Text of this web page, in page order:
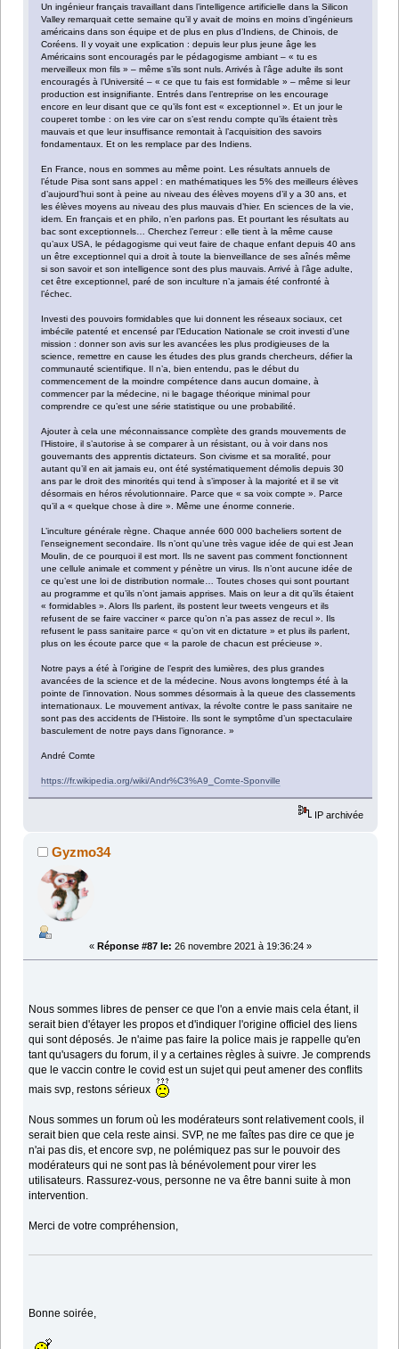
Un ingénieur français travaillant dans l’intelligence artificielle dans la Silicon
Valley remarquait cette semaine qu’il y avait de moins en moins d’ingénieurs
américains dans son équipe et de plus en plus d’Indiens, de Chinois, de
Coréens. Il y voyait une explication : depuis leur plus jeune âge les
Américains sont encouragés par le pédagogisme ambiant – « tu es
merveilleux mon fils » – même s’ils sont nuls. Arrivés à l’âge adulte ils sont
encouragés à l’Université – « ce que tu fais est formidable » – même si leur
production est insignifiante. Entrés dans l’entreprise on les encourage
encore en leur disant que ce qu’ils font est « exceptionnel ». Et un jour le
couperet tombe : on les vire car on s’est rendu compte qu’ils étaient très
mauvais et que leur insuffisance remontait à l’acquisition des savoirs
fondamentaux. Et on les remplace par des Indiens.
En France, nous en sommes au même point. Les résultats annuels de
l’étude Pisa sont sans appel : en mathématiques les 5% des meilleurs élèves
d’aujourd’hui sont à peine au niveau des élèves moyens d’il y a 30 ans, et
les élèves moyens au niveau des plus mauvais d’hier. En sciences de la vie,
idem. En français et en philo, n’en parlons pas. Et pourtant les résultats au
bac sont exceptionnels… Cherchez l’erreur : elle tient à la même cause
qu’aux USA, le pédagogisme qui veut faire de chaque enfant depuis 40 ans
un être exceptionnel qui a droit à toute la bienveillance de ses aînés même
si son savoir et son intelligence sont des plus mauvais. Arrivé à l’âge adulte,
cet être exceptionnel, paré de son inculture n’a jamais été confronté à
l’échec.
Investi des pouvoirs formidables que lui donnent les réseaux sociaux, cet
imbécile patenté et encensé par l’Education Nationale se croit investi d’une
mission : donner son avis sur les avancées les plus prodigieuses de la
science, remettre en cause les études des plus grands chercheurs, défier la
communauté scientifique. Il n’a, bien entendu, pas le début du
commencement de la moindre compétence dans aucun domaine, à
commencer par la médecine, ni le bagage théorique minimal pour
comprendre ce qu’est une série statistique ou une probabilité.
Ajouter à cela une méconnaissance complète des grands mouvements de
l’Histoire, il s’autorise à se comparer à un résistant, ou à voir dans nos
gouvernants des apprentis dictateurs. Son civisme et sa moralité, pour
autant qu’il en ait jamais eu, ont été systématiquement démolis depuis 30
ans par le droit des minorités qui tend à s’imposer à la majorité et il se vit
désormais en héros révolutionnaire. Parce que « sa voix compte ». Parce
qu’il a « quelque chose à dire ». Même une énorme connerie.
L’inculture générale règne. Chaque année 600 000 bacheliers sortent de
l’enseignement secondaire. Ils n’ont qu’une très vague idée de qui est Jean
Moulin, de ce pourquoi il est mort. Ils ne savent pas comment fonctionnent
une cellule animale et comment y pénètre un virus. Ils n’ont aucune idée de
ce qu’est une loi de distribution normale… Toutes choses qui sont pourtant
au programme et qu’ils n’ont jamais apprises. Mais on leur a dit qu’ils étaient
« formidables ». Alors Ils parlent, ils postent leur tweets vengeurs et ils
refusent de se faire vacciner « parce qu’on n’a pas assez de recul ». Ils
refusent le pass sanitaire parce « qu’on vit en dictature » et plus ils parlent,
plus on les écoute parce que « la parole de chacun est précieuse ».
Notre pays a été à l’origine de l’esprit des lumières, des plus grandes
avancées de la science et de la médecine. Nous avons longtemps été à la
pointe de l’innovation. Nous sommes désormais à la queue des classements
internationaux. Le mouvement antivax, la révolte contre le pass sanitaire ne
sont pas des accidents de l’Histoire. Ils sont le symptôme d’un spectaculaire
basculement de notre pays dans l’ignorance. »
André Comte
https://fr.wikipedia.org/wiki/Andr%C3%A9_Comte-Sponville
IP archivée
Gyzmo34
« Réponse #87 le: 26 novembre 2021 à 19:36:24 »
Nous sommes libres de penser ce que l'on a envie mais cela étant, il
serait bien d'étayer les propos et d'indiquer l'origine officiel des liens
qui sont déposés. Je n'aime pas faire la police mais je rappelle qu'en
tant qu'usagers du forum, il y a certaines règles à suivre. Je comprends
que le vaccin contre le covid est un sujet qui peut amener des conflits
mais svp, restons sérieux
Nous sommes un forum où les modérateurs sont relativement cools, il
serait bien que cela reste ainsi. SVP, ne me faîtes pas dire ce que je
n'ai pas dis, et encore svp, ne polémiquez pas sur le pouvoir des
modérateurs qui ne sont pas là bénévolement pour virer les
utilisateurs. Rassurez-vous, personne ne va être banni suite à mon
intervention.
Merci de votre compréhension,
Bonne soirée,